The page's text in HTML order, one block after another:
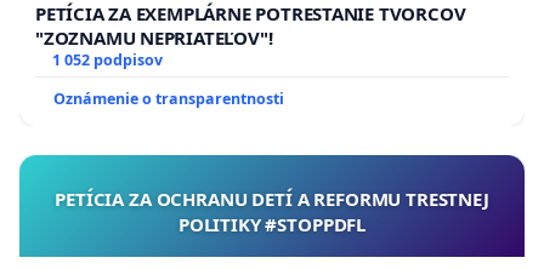
PETÍCIA ZA EXEMPLÁRNE POTRESTANIE TVORCOV
"ZOZNAMU NEPRIATEĽOV"!
1 052 podpisov
Oznámenie o transparentnosti
PETÍCIA ZA OCHRANU DETÍ A REFORMU TRESTNEJ
POLITIKY #STOPPDFL